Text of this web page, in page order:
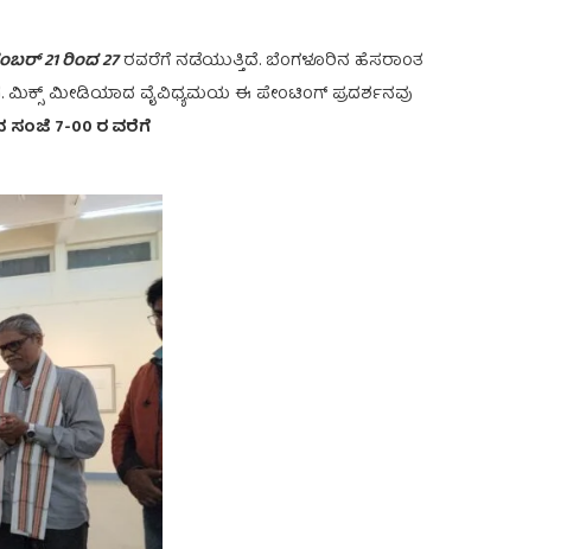
21 ರಿಂದ 27ರವರೆಗೆ ನಡೆಯುತ್ತಿದೆ. ಬೆಂಗಳೂರಿನ ಹೆಸರಾಂತ
ಮಿಕ್ಸ್ ಮೀಡಿಯಾದ ವೈವಿಧ್ಯಮಯ ಈ ಪೇಂಟಿಂಗ್ ಪ್ರದರ್ಶನವು
7-00 ರ ವರೆಗೆ